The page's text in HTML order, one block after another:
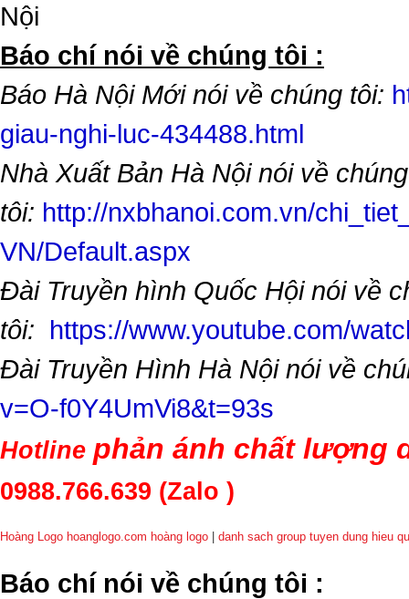
Nội
​Báo chí nói về chúng tôi :
Báo Hà Nội Mới nói về chúng tôi:
giau-nghi-luc-434488.html
Nhà Xuất Bản Hà Nội nói về chúng
tôi: http://nxbhanoi.com.vn/
VN/Default.aspx
Đài Truyền hình Quốc Hội nói về
tôi: https://www.youtube.com/
Đài Truyền Hình Hà Nội nói về
v=O-f0Y4UmVi8&t=93s
Hotline phản ánh chất lượng
0988.766.639 (Zalo )
Hoàng Logo hoanglogo.com hoàng logo danh sach group tuyen dung hieu
​Báo chí nói về chúng tôi :